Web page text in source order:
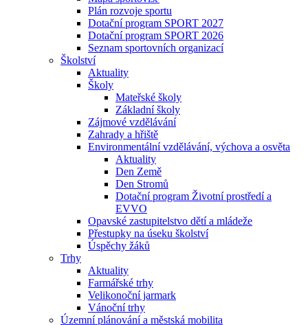
Plán rozvoje sportu
Dotační program SPORT 2027
Dotační program SPORT 2026
Seznam sportovních organizací
Školství
Aktuality
Školy
Mateřské školy
Základní školy
Zájmové vzdělávání
Zahrady a hřiště
Environmentální vzdělávání, výchova a osvěta
Aktuality
Den Země
Den Stromů
Dotační program Životní prostředí a
EVVO
Opavské zastupitelstvo dětí a mládeže
Přestupky na úseku školství
Úspěchy žáků
Trhy
Aktuality
Farmářské trhy
Velikonoční jarmark
Vánoční trhy
Územní plánování a městská mobilita